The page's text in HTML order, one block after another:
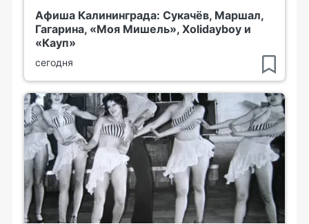
Афиша Калининграда: Сукачёв, Маршал,
Гагарина, «Моя Мишель», Xolidayboy и
«Кауп»
сегодня